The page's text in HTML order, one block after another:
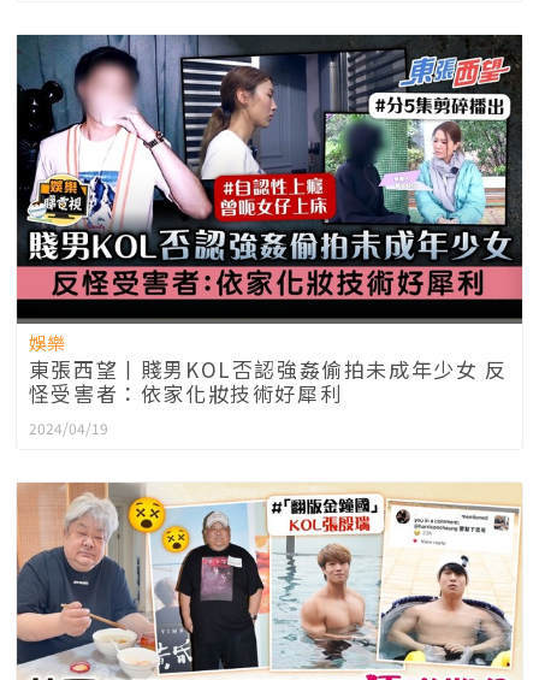
娛樂
東張西望丨賤男KOL否認強姦偷拍未成年少女 反
怪受害者：依家化妝技術好犀利
2024/04/19